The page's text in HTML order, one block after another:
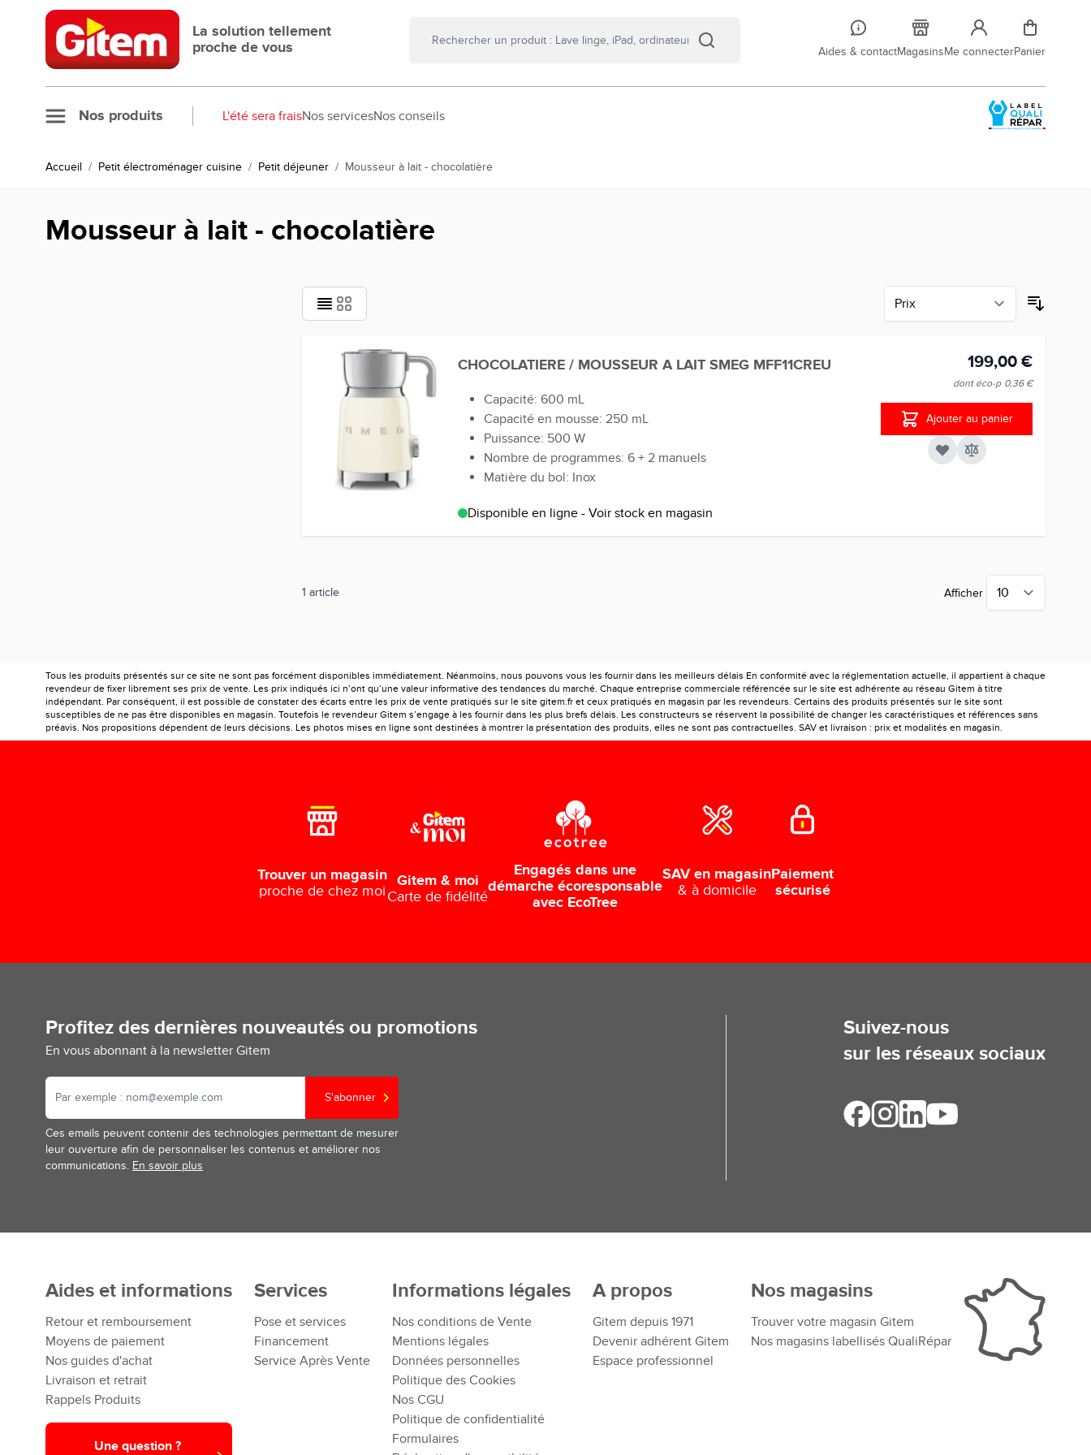
Allez au contenu
La solution tellement
proche de vous
Aides & contactMagasinsMe connecterPanier
Nos produits L'été sera fraisNos servicesNos conseils
Accueil / Petit électroménager cuisine / Petit déjeuner / Mousseur à lait - chocolatière
Mousseur à lait - chocolatière
CHOCOLATIERE / MOUSSEUR A LAIT SMEG MFF11CREU
Capacité: 600 mL
Capacité en mousse: 250 mL
Puissance: 500 W
Nombre de programmes: 6 + 2 manuels
Matière du bol: Inox
Disponible en ligne - Voir stock en magasin
199,00 €
dont éco-p 0,36 €
Ajouter au panier
1 article Afficher
Tous les produits présentés sur ce site ne sont pas forcément disponibles immédiatement. Néanmoins, nous pouvons vous les fournir dans les meilleurs délais En conformité avec la réglementation actuelle, il appartient à chaque
revendeur de fixer librement ses prix de vente. Les prix indiqués ici n’ont qu’une valeur informative des tendances du marché. Chaque entreprise commerciale référencée sur le site est adhérente au réseau Gitem à titre
indépendant. Par conséquent, il est possible de constater des écarts entre les prix de vente pratiqués sur le site gitem.fr et ceux pratiqués en magasin par les revendeurs. Certains des produits présentés sur le site sont
susceptibles de ne pas être disponibles en magasin. Toutefois le revendeur Gitem s’engage à les fournir dans les plus brefs délais. Les constructeurs se réservent la possibilité de changer les caractéristiques et références sans
préavis. Nos propositions dépendent de leurs décisions. Les photos mises en ligne sont destinées à montrer la présentation des produits, elles ne sont pas contractuelles. SAV et livraison : prix et modalités en magasin.
Trouver un magasin
proche de chez moi
Gitem & moi
Carte de fidélité
Engagés dans une
démarche écoresponsable
avec EcoTree
SAV en magasin
& à domicile
Paiement
sécurisé
Profitez des dernières nouveautés ou promotions
En vous abonnant à la newsletter Gitem
S'abonner
Ces emails peuvent contenir des technologies permettant de mesurer
leur ouverture afin de personnaliser les contenus et améliorer nos
communications. En savoir plus
Suivez-nous
sur les réseaux sociaux
Aides et informations
Retour et remboursement
Moyens de paiement
Nos guides d'achat
Livraison et retrait
Rappels Produits
Une question ?
Services
Pose et services
Financement
Service Après Vente
Informations légales
Nos conditions de Vente
Mentions légales
Données personnelles
Politique des Cookies
Nos CGU
Politique de confidentialité
Formulaires
A propos
Gitem depuis 1971
Devenir adhérent Gitem
Espace professionnel
Nos magasins
Trouver votre magasin Gitem
Nos magasins labellisés QualiRépar